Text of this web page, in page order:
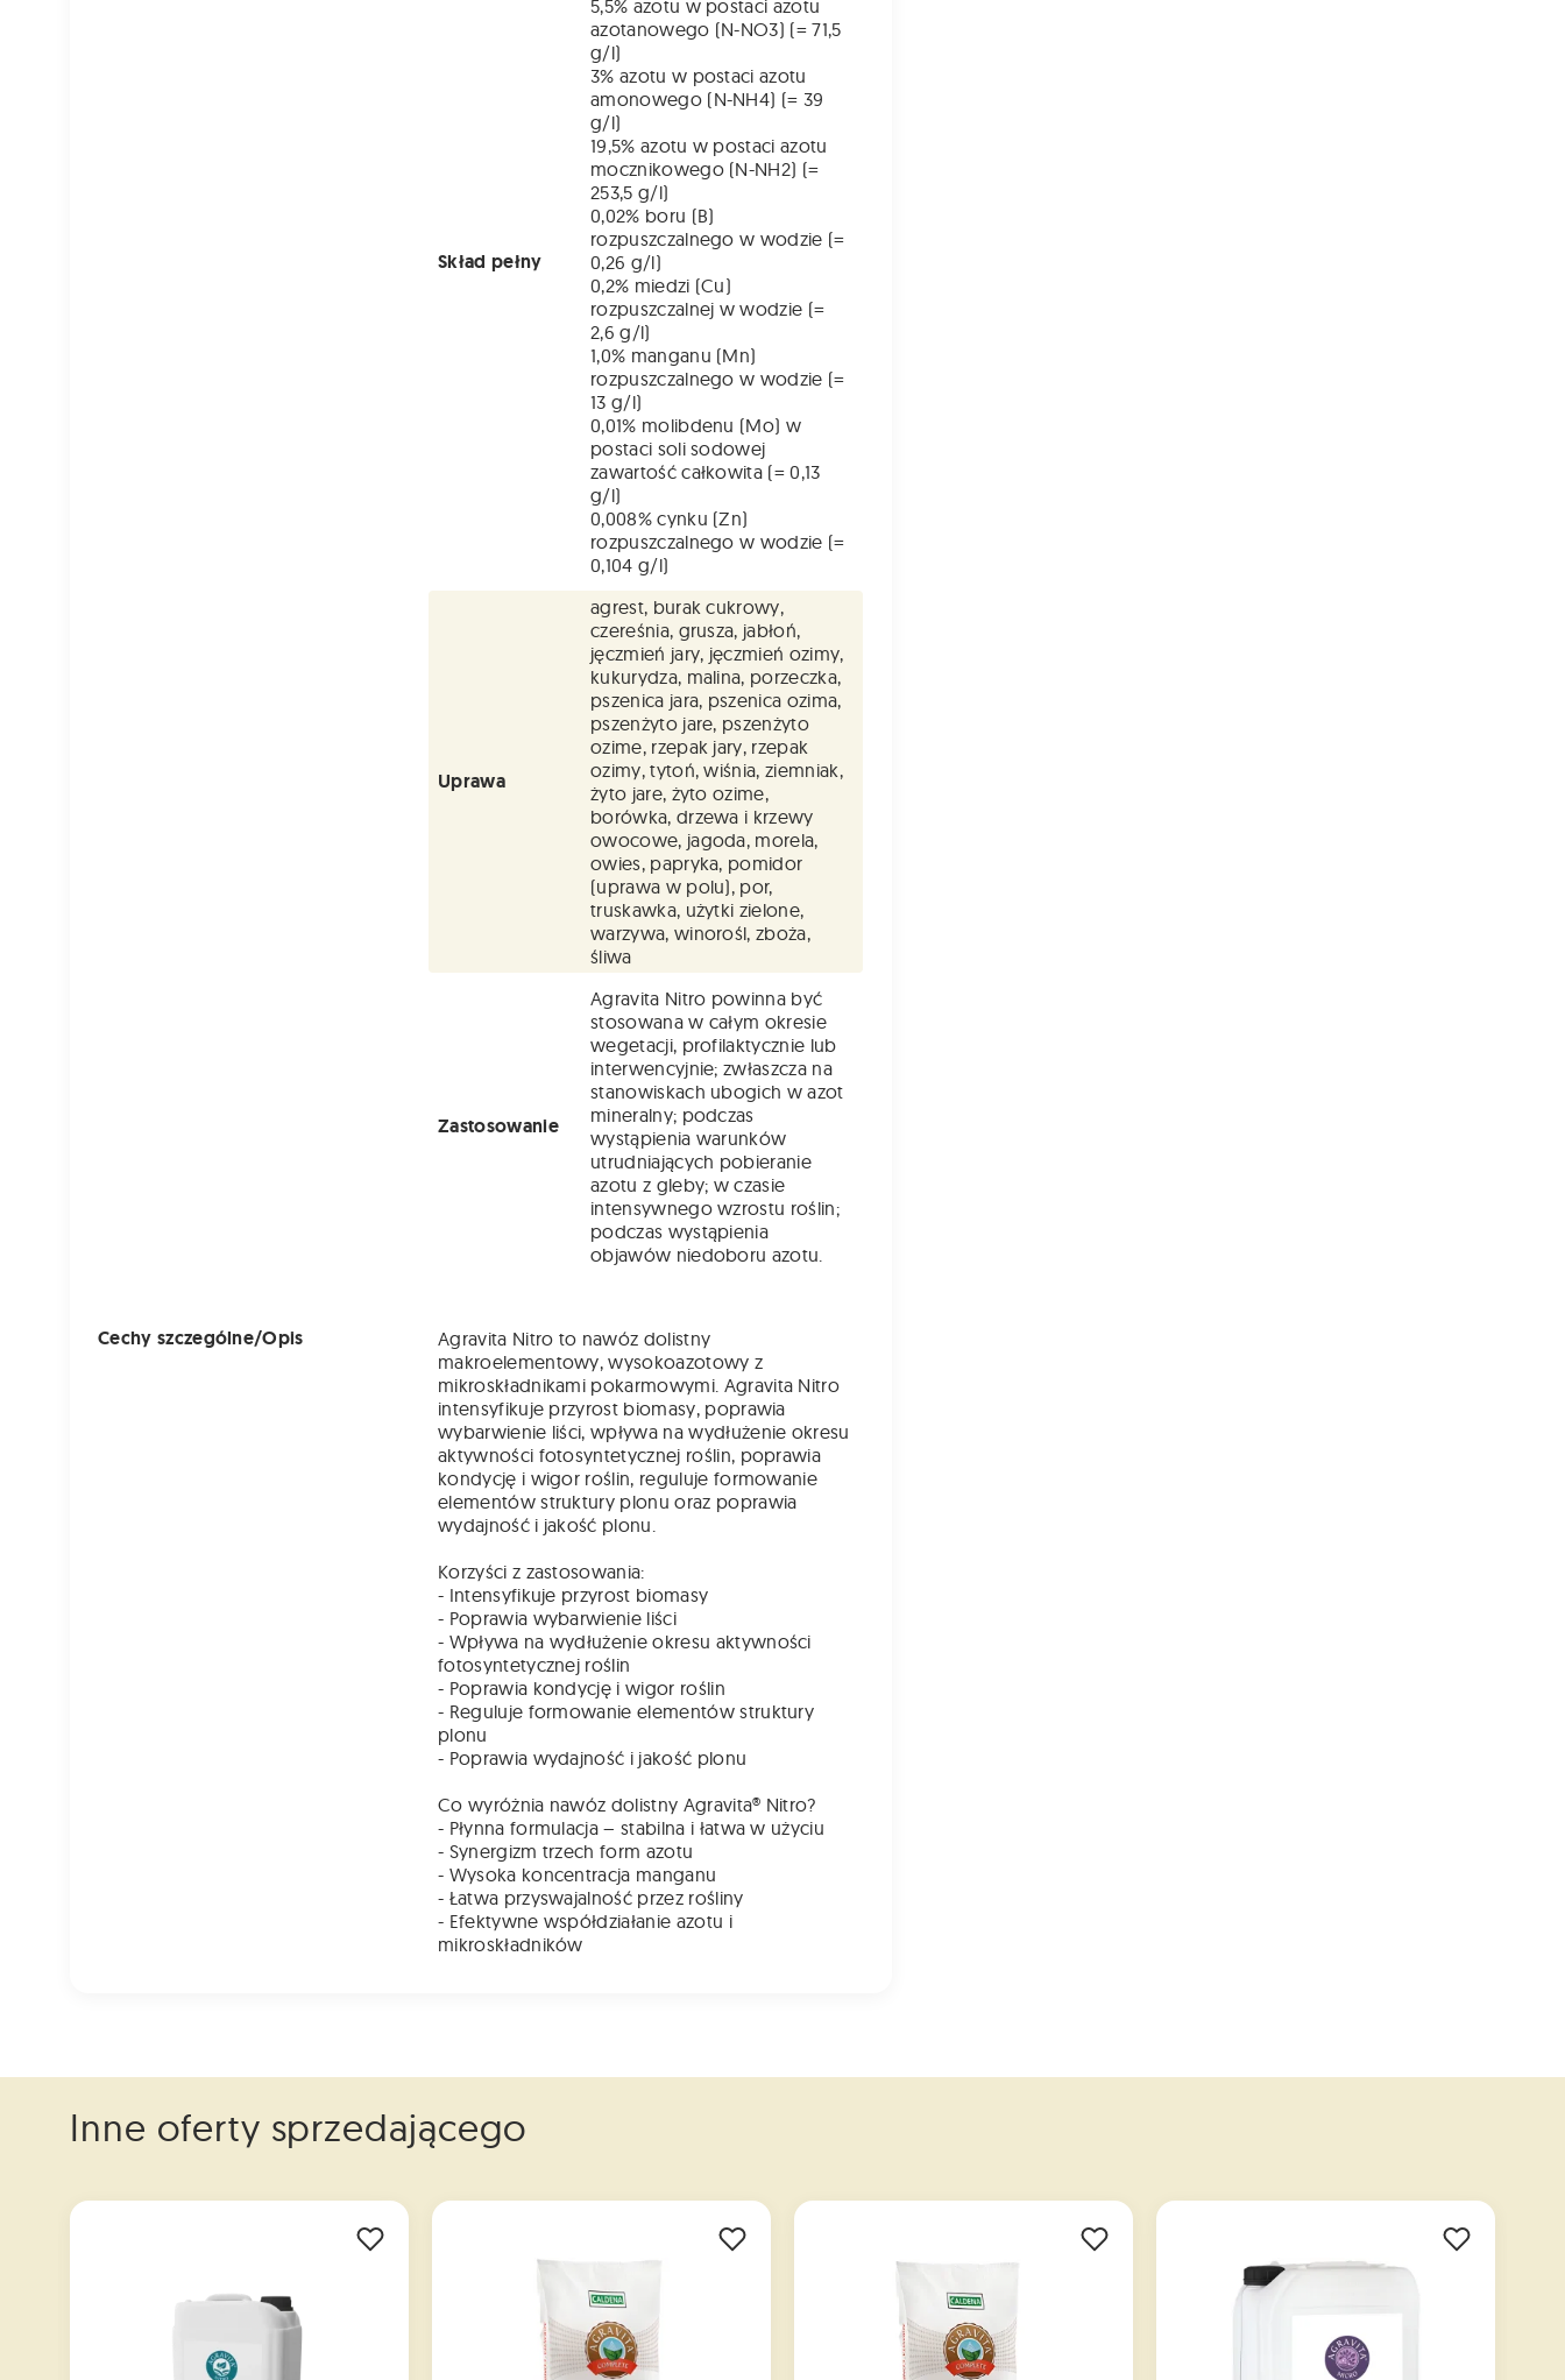
Skład pełny
5,5% azotu w postaci azotu
azotanowego (N-NO3) (= 71,5
g/l)
3% azotu w postaci azotu
amonowego (N-NH4) (= 39
g/l)
19,5% azotu w postaci azotu
mocznikowego (N-NH2) (=
253,5 g/l)
0,02% boru (B)
rozpuszczalnego w wodzie (=
0,26 g/l)
0,2% miedzi (Cu)
rozpuszczalnej w wodzie (=
2,6 g/l)
1,0% manganu (Mn)
rozpuszczalnego w wodzie (=
13 g/l)
0,01% molibdenu (Mo) w
postaci soli sodowej
zawartość całkowita (= 0,13
g/l)
0,008% cynku (Zn)
rozpuszczalnego w wodzie (=
0,104 g/l)
Uprawa
agrest, burak cukrowy,
czereśnia, grusza, jabłoń,
jęczmień jary, jęczmień ozimy,
kukurydza, malina, porzeczka,
pszenica jara, pszenica ozima,
pszenżyto jare, pszenżyto
ozime, rzepak jary, rzepak
ozimy, tytoń, wiśnia, ziemniak,
żyto jare, żyto ozime,
borówka, drzewa i krzewy
owocowe, jagoda, morela,
owies, papryka, pomidor
(uprawa w polu), por,
truskawka, użytki zielone,
warzywa, winorośl, zboża,
śliwa
Zastosowanie
Agravita Nitro powinna być
stosowana w całym okresie
wegetacji, profilaktycznie lub
interwencyjnie; zwłaszcza na
stanowiskach ubogich w azot
mineralny; podczas
wystąpienia warunków
utrudniających pobieranie
azotu z gleby; w czasie
intensywnego wzrostu roślin;
podczas wystąpienia
objawów niedoboru azotu.
Cechy szczególne/Opis
Agravita Nitro to nawóz dolistny
makroelementowy, wysokoazotowy z
mikroskładnikami pokarmowymi. Agravita Nitro
intensyfikuje przyrost biomasy, poprawia
wybarwienie liści, wpływa na wydłużenie okresu
aktywności fotosyntetycznej roślin, poprawia
kondycję i wigor roślin, reguluje formowanie
elementów struktury plonu oraz poprawia
wydajność i jakość plonu.
Korzyści z zastosowania:
- Intensyfikuje przyrost biomasy
- Poprawia wybarwienie liści
- Wpływa na wydłużenie okresu aktywności
fotosyntetycznej roślin
- Poprawia kondycję i wigor roślin
- Reguluje formowanie elementów struktury
plonu
- Poprawia wydajność i jakość plonu
Co wyróżnia nawóz dolistny Agravita® Nitro?
- Płynna formulacja – stabilna i łatwa w użyciu
- Synergizm trzech form azotu
- Wysoka koncentracja manganu
- Łatwa przyswajalność przez rośliny
- Efektywne współdziałanie azotu i
mikroskładników
Inne oferty sprzedającego